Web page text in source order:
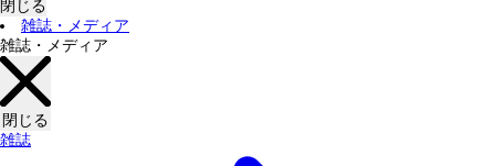
閉じる
雑誌・メディア
雑誌・メディア
閉じる
雑誌